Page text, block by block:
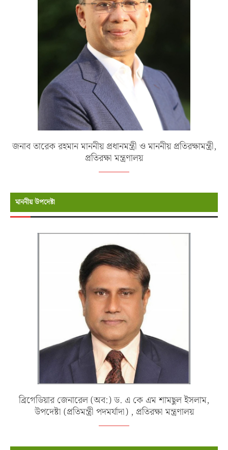
জনাব তারেক রহমান মাননীয় প্রধানমন্ত্রী ও মাননীয় প্রতিরক্ষামন্ত্রী,
প্রতিরক্ষা মন্ত্রণালয়
মাননীয় উপদেষ্টা
ব্রিগেডিয়ার জেনারেল (অব:) ড. এ কে এম শামছুল ইসলাম,
উপদেষ্টা (প্রতিমন্ত্রী পদমর্যাদা) , প্রতিরক্ষা মন্ত্রণালয়